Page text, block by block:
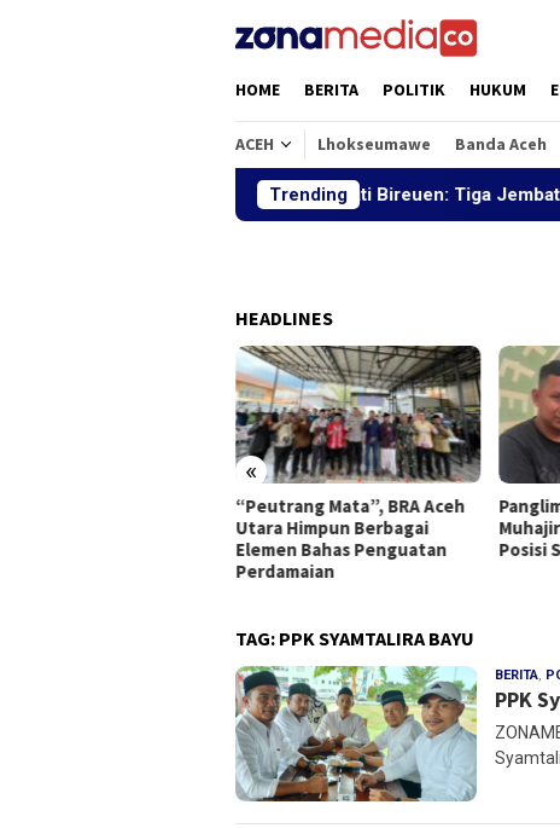
HOME BERITA POLITIK HUKUM
ACEH Lhokseumawe Banda Aceh
Trending
Bupati Bireuen: Tiga Jembatan
HEADLINES
«
“Peutrang Mata”, BRA Aceh
Utara Himpun Berbagai
Elemen Bahas Penguatan
Perdamaian
Posisi
TAG: PPK SYAMTALIRA BAYU
BERITA,
PPK